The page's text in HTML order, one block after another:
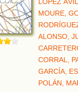
LÓPEZ
MOURE,
ALONSO,
CORRAL,
GARCÍA,
POLÁN,